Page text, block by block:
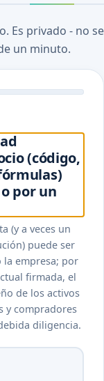
Es privado - no se
un minuto.
(código,
por un
(y a veces un
puede ser
empresa; por
firmada, el
de los activos
y compradores
diligencia.